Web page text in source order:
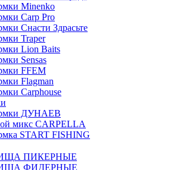
Minenko
Carp Pro
Снасти Здрасьте
Traper
Lion Baits
Sensas
FFEM
Flagman
Carphouse
ДУНАЕВ
микс CARPELLA
START FISHING
ПИКЕРНЫЕ
ФИДЕРНЫЕ